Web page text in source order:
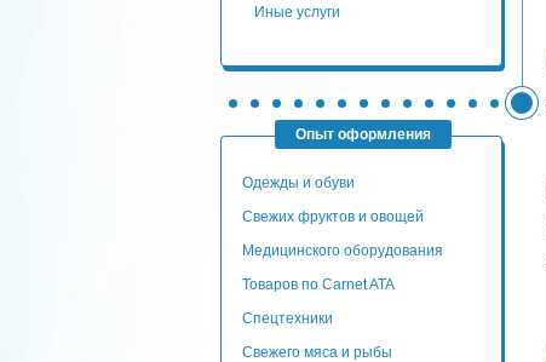
Иные услуги
Опыт оформления
Одежды и обуви
Свежих фруктов и овощей
Медицинского оборудования
Товаров по Carnet ATA
Спецтехники
Свежего мяса и рыбы